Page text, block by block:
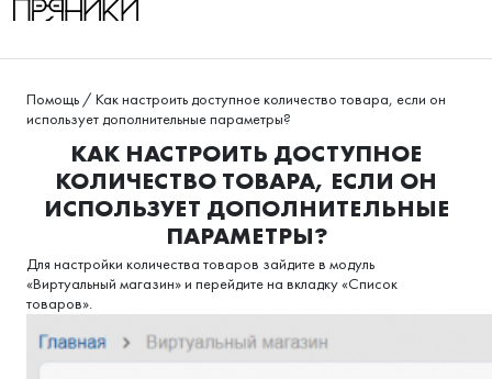
Помощь / Как настроить доступное количество товара, если он
использует дополнительные параметры?
КАК НАСТРОИТЬ ДОСТУПНОЕ
КОЛИЧЕСТВО ТОВАРА, ЕСЛИ ОН
ИСПОЛЬЗУЕТ ДОПОЛНИТЕЛЬНЫЕ
ПАРАМЕТРЫ?
Для настройки количества товаров зайдите в модуль
«Виртуальный магазин» и перейдите на вкладку «Список
товаров».